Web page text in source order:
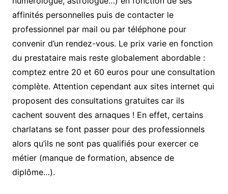
affinités personnelles puis de contacter le
professionnel par mail ou par téléphone pour
convenir d’un rendez-vous. Le prix varie en fonction
du prestataire mais reste globalement abordable :
comptez entre 20 et 60 euros pour une consultation
complète. Attention cependant aux sites internet qui
proposent des consultations gratuites car ils
cachent souvent des arnaques ! En effet, certains
charlatans se font passer pour des professionnels
alors qu’ils ne sont pas qualifiés pour exercer ce
métier (manque de formation, absence de
diplôme…).